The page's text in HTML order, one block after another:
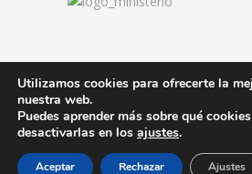
© 2026 Florida Centre de Formació.
Utilizamos cookies para ofrecerte la
nuestra web.
Puedes aprender más sobre qué
desactivarlas en los ajustes.
Aceptar Rechazar Ajustes